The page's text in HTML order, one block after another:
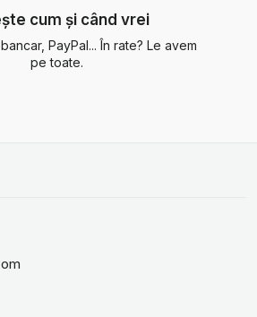
cum și când vrei
PayPal... În rate? Le avem
pe toate.